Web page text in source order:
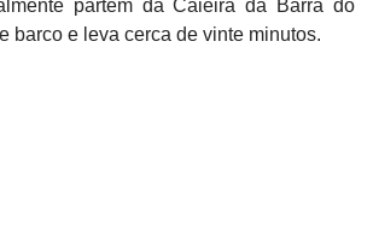
partem da Caieira da Barra do
barco e leva cerca de vinte minutos.